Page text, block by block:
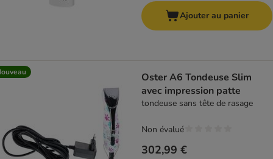
Ajouter au panier
Oster A6 Tondeuse Slim
avec impression patte
tondeuse sans tête de rasage
302,99 €
Non évalué